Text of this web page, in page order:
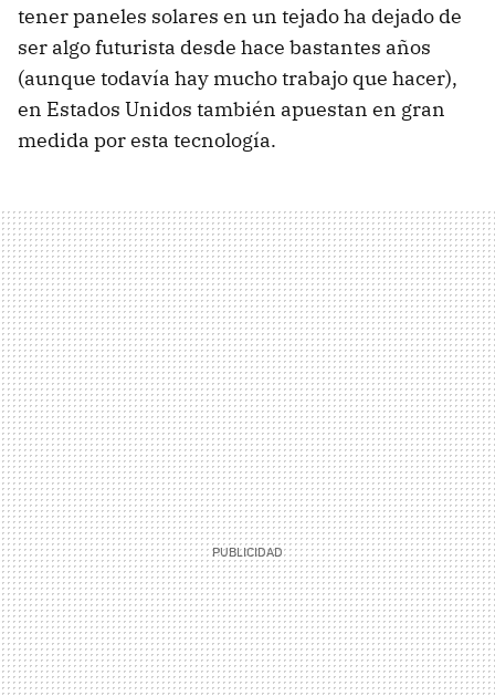
tener paneles solares en un tejado ha dejado de
ser algo futurista desde hace bastantes años
(aunque todavía hay mucho trabajo que hacer),
en Estados Unidos también apuestan en gran
medida por esta tecnología.